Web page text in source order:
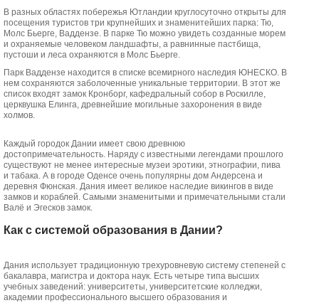
В разных областях побережья Ютландии круглосуточно открыты для
посещения туристов три крупнейших и знаменитейших парка: Тю,
Молс Бьерге, Ваддензе. В парке Тю можно увидеть созданные морем
и охраняемые человеком ландшафты, а равнинные пастбища,
пустоши и леса охраняются в Молс Бьерге.
Парк Ваддензе находится в списке всемирного наследия ЮНЕСКО. В
нем сохраняются заболоченные уникальные территории. В этот же
список входят замок Кронборг, кафедральный собор в Роскилле,
церквушка Елинга, древнейшие могильные захоронения в виде
холмов.
Каждый городок Дании имеет свою древнюю
достопримечательность. Наряду с известными легендами прошлого
существуют не менее интересные музеи эротики, этнографии, пива
и табака. А в городе Оденсе очень популярны дом Андерсена и
деревня Фюнская. Дания имеет великое наследие викингов в виде
замков и кораблей. Самыми знаменитыми и примечательными стали
Валё и Эгесков замок.
Как с системой образования в Дании?
Дания использует традиционную трехуровневую систему степеней с
бакалавра, магистра и доктора наук. Есть четыре типа высших
учебных заведений: университеты, университетские колледжи,
академии профессионального высшего образования и